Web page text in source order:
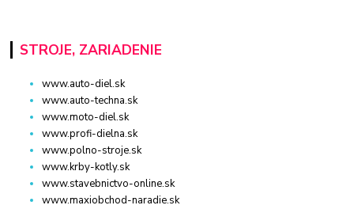
STROJE, ZARIADENIE
www.auto-diel.sk
www.auto-techna.sk
www.moto-diel.sk
www.profi-dielna.sk
www.polno-stroje.sk
www.krby-kotly.sk
www.stavebnictvo-online.sk
www.maxiobchod-naradie.sk